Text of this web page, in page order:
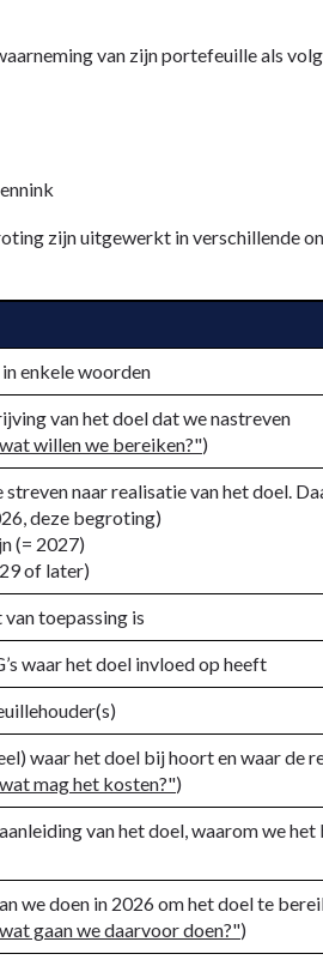
van zijn portefeuille als
zijn uitgewerkt in verschillende
enkele woorden
van het doel dat we nastreven
willen we bereiken?")
naar realisatie van het doel.
deze begroting)
(= 2027)
of later)
van toepassing is
waar het doel invloed op heeft
waar het doel bij hoort en waar de
mag het kosten?")
van het doel, waarom we
we doen in 2026 om het doel te
gaan we daarvoor doen?")